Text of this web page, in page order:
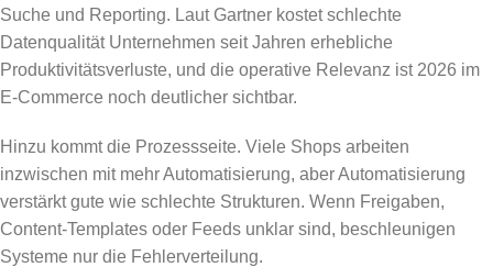
Suche und Reporting. Laut Gartner kostet schlechte
Datenqualität Unternehmen seit Jahren erhebliche
Produktivitätsverluste, und die operative Relevanz ist 2026 im
E-Commerce noch deutlicher sichtbar.
Hinzu kommt die Prozessseite. Viele Shops arbeiten
inzwischen mit mehr Automatisierung, aber Automatisierung
verstärkt gute wie schlechte Strukturen. Wenn Freigaben,
Content-Templates oder Feeds unklar sind, beschleunigen
Systeme nur die Fehlerverteilung.